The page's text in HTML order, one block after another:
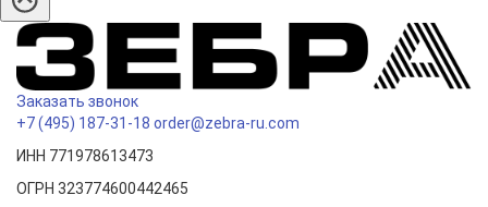
Заказать звонок
+7 (495) 187-31-18 order@zebra-ru.com
ИНН 771978613473
ОГРН 323774600442465